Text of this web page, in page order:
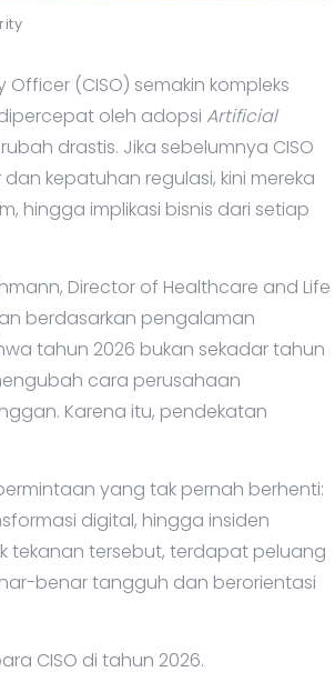
(CISO) semakin kompleks
oleh adopsi Artificial
drastis. Jika sebelumnya CISO
kepatuhan regulasi, kini mereka
hingga implikasi bisnis dari setiap
Director of Healthcare and Life
berdasarkan pengalaman
tahun 2026 bukan sekadar tahun
cara perusahaan
Karena itu, pendekatan
yang tak pernah berhenti:
digital, hingga insiden
tekanan tersebut, terdapat peluang
benar tangguh dan berorientasi
CISO di tahun 2026.